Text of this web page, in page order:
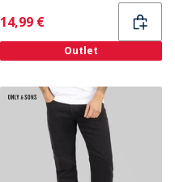
Current
14,99 €
Outlet